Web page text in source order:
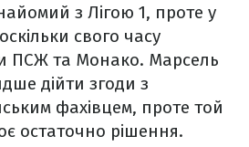
з Лігою 1, проте у
свого часу
ПСЖ та Монако. Марсель
дійти згоди з
фахівцем, проте той
остаточно рішення.